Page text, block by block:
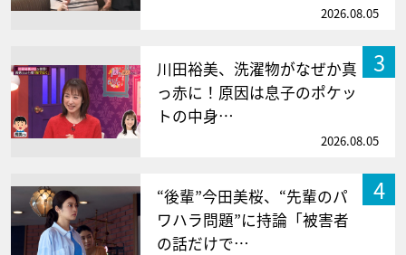
2026.08.05
3
川田裕美、洗濯物がなぜか真
っ赤に！原因は息子のポケッ
トの中身…
2026.08.05
4
“後輩”今田美桜、“先輩のパ
ワハラ問題”に持論「被害者
の話だけで…